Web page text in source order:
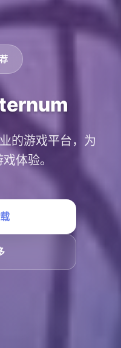
的游戏平台，为
体验。